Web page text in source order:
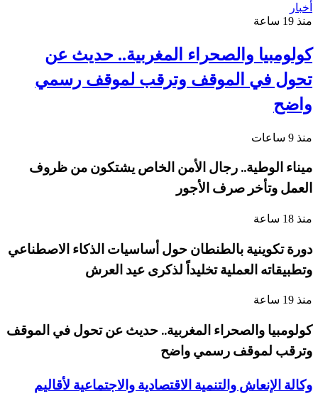
أخبار
منذ 19 ساعة
كولومبيا والصحراء المغربية.. حديث عن
تحول في الموقف وترقب لموقف رسمي
واضح
منذ 9 ساعات
ميناء الوطية.. رجال الأمن الخاص يشتكون من ظروف
العمل وتأخر صرف الأجور
منذ 18 ساعة
دورة تكوينية بالطنطان حول أساسيات الذكاء الاصطناعي
وتطبيقاته العملية تخليداً لذكرى عيد العرش
منذ 19 ساعة
كولومبيا والصحراء المغربية.. حديث عن تحول في الموقف
وترقب لموقف رسمي واضح
وكالة الإنعاش والتنمية الاقتصادية والاجتماعية لأقاليم